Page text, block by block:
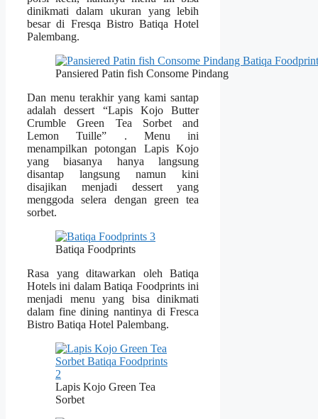
dinikmati dalam ukuran yang lebih
besar di Fresqa Bistro Batiqa Hotel
Palembang.
Pansiered Patin fish Consome Pindang
Dan menu terakhir yang kami santap
adalah dessert “Lapis Kojo Butter
Crumble Green Tea Sorbet and
Lemon Tuille” . Menu ini
menampilkan potongan Lapis Kojo
yang biasanya hanya langsung
disantap langsung namun kini
disajikan menjadi dessert yang
menggoda selera dengan green tea
sorbet.
Batiqa Foodprints
Rasa yang ditawarkan oleh Batiqa
Hotels ini dalam Batiqa Foodprints ini
menjadi menu yang bisa dinikmati
dalam fine dining nantinya di Fresca
Bistro Batiqa Hotel Palembang.
Lapis Kojo Green Tea
Sorbet